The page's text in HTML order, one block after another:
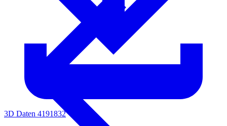
3D Daten 4191832